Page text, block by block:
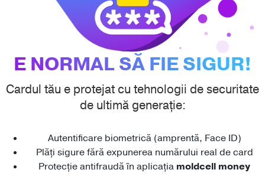
E NORMAL SĂ FIE SIGUR!
Cardul tău e protejat cu tehnologii de securitate
de ultimă generație:
Autentificare biometrică (amprentă, Face ID)
Plăți sigure fără expunerea numărului real de card
Protecție antifraudă în aplicația moldcell money